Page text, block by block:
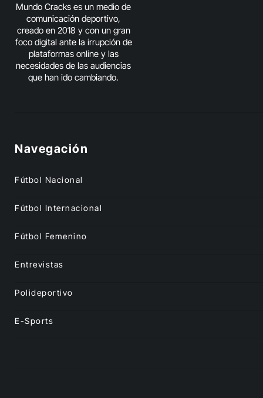
Mundo Cracks es un medio de
comunicación deportivo,
creado en 2018 y con un gran
foco digital ante la irrupción de
plataformas online y las
necesidades de las audiencias
que han ido cambiando.
Navegación
Fútbol Nacional
Fútbol Internacional
Fútbol Femenino
Entrevistas
Polideportivo
E-Sports